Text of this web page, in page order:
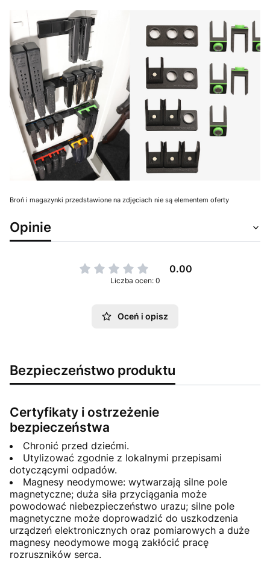
Broń i magazynki przedstawione na zdjęciach nie są elementem oferty
Opinie
0.00
Liczba ocen: 0
Oceń i opisz
Bezpieczeństwo produktu
Certyfikaty i ostrzeżenie
bezpieczeństwa
Chronić przed dziećmi.
Utylizować zgodnie z lokalnymi przepisami
dotyczącymi odpadów.
Magnesy neodymowe: wytwarzają silne pole
magnetyczne; duża siła przyciągania może
powodować niebezpieczeństwo urazu; silne pole
magnetyczne może doprowadzić do uszkodzenia
urządzeń elektronicznych oraz pomiarowych a duże
magnesy neodymowe mogą zakłócić pracę
rozruszników serca.